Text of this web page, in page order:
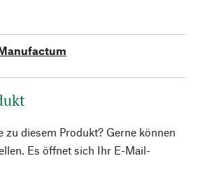
zu diesem Produkt? Gerne können
Es öffnet sich Ihr E-Mail-